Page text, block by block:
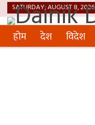
SATURDAY, AUGUST 8, 2026
होम देश विदेश